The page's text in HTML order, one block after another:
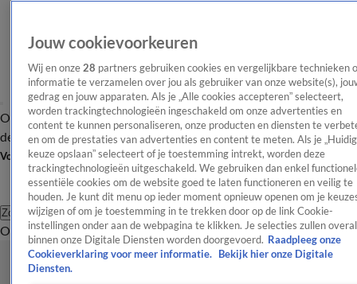
OverzichtAfleveringen Entertainment TV Algemeen
Tip
de redactieNieuwsbrief
Volg Shownieuws
Zoeken
OverzichtEntertainmentSpraakmakendRealityCrimeVideo's
Jouw cookievoorkeuren
Wij en onze 28 partners gebruiken cookies en vergelijkbare technieken
informatie te verzamelen over jou als gebruiker van onze website(s),
gedrag en jouw apparaten. Als je „Alle cookies accepteren” selecteert,
worden trackingtechnologieën ingeschakeld om onze advertenties en
content te kunnen personaliseren, onze producten en diensten te
en om de prestaties van advertenties en content te meten. Als je
keuze opslaan” selecteert of je toestemming intrekt, worden deze
trackingtechnologieën uitgeschakeld. We gebruiken dan enkel
essentiële cookies om de website goed te laten functioneren en veilig te
houden. Je kunt dit menu op ieder moment opnieuw openen om je
wijzigen of om je toestemming in te trekken door op de link Cookie-
instellingen onder aan de webpagina te klikken. Je selecties zullen overal
binnen onze Digitale Diensten worden doorgevoerd. Raadpleeg onze
Cookieverklaring voor meer informatie.
Bekijk hier onze Digitale
Diensten.